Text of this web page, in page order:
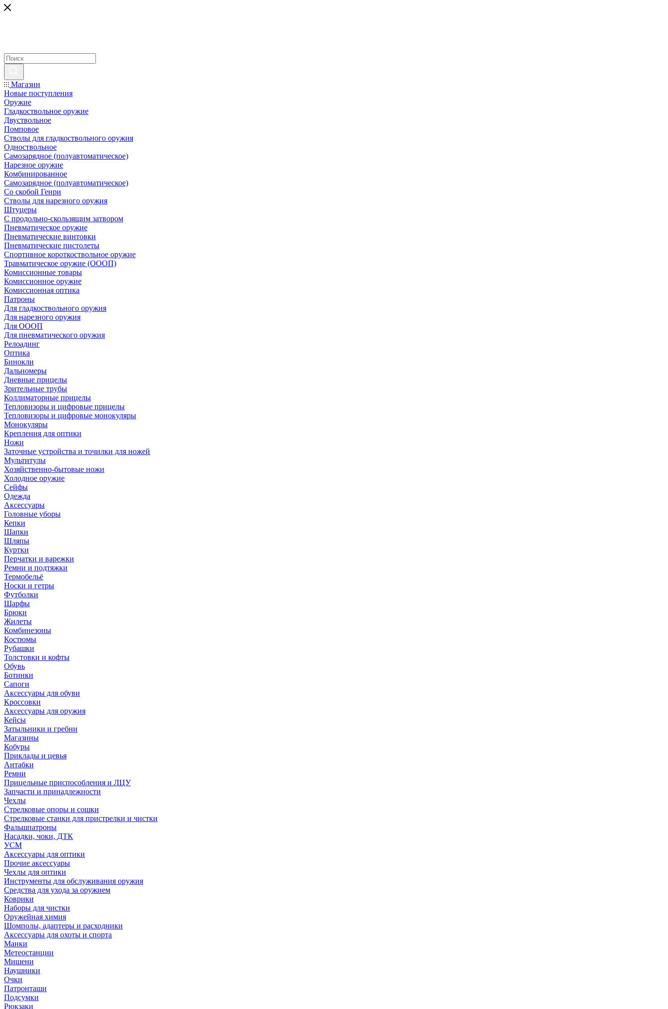
Магазин
Новые поступления
Оружие
Гладкоствольное оружие
Двуствольное
Помповое
Стволы для гладкоствольного оружия
Одноствольное
Самозарядное (полуавтоматическое)
Нарезное оружие
Комбинированное
Самозарядное (полуавтоматическое)
Со скобой Генри
Стволы для нарезного оружия
Штуцеры
С продольно-скользящим затвором
Пневматическое оружие
Пневматические винтовки
Пневматические пистолеты
Спортивное короткоствольное оружие
Травматическое оружие (ОООП)
Комиссионные товары
Комиссионное оружие
Комиссионная оптика
Патроны
Для гладкоствольного оружия
Для нарезного оружия
Для ОООП
Для пневматического оружия
Релоадинг
Оптика
Бинокли
Дальномеры
Дневные прицелы
Зрительные трубы
Коллиматорные прицелы
Тепловизоры и цифровые прицелы
Тепловизоры и цифровые монокуляры
Монокуляры
Крепления для оптики
Ножи
Заточные устройства и точилки для ножей
Мультитулы
Хозяйственно-бытовые ножи
Холодное оружие
Сейфы
Одежда
Аксессуары
Головные уборы
Кепки
Шапки
Шляпы
Куртки
Перчатки и варежки
Ремни и подтяжки
Термобельё
Носки и гетры
Футболки
Шарфы
Брюки
Жилеты
Комбинезоны
Костюмы
Рубашки
Толстовки и кофты
Обувь
Ботинки
Сапоги
Аксессуары для обуви
Кроссовки
Аксессуары для оружия
Кейсы
Затыльники и гребни
Магазины
Кобуры
Приклады и цевья
Антабки
Ремни
Прицельные приспособления и ЛЦУ
Запчасти и принадлежности
Чехлы
Стрелковые опоры и сошки
Стрелковые станки для пристрелки и чистки
Фальшпатроны
Насадки, чоки, ДТК
УСМ
Аксессуары для оптики
Прочие аксессуары
Чехлы для оптики
Инструменты для обслуживания оружия
Средства для ухода за оружием
Коврики
Наборы для чистки
Оружейная химия
Шомполы, адаптеры и расходники
Аксессуары для охоты и спорта
Манки
Метеостанции
Мишени
Наушники
Очки
Патронташи
Подсумки
Рюкзаки